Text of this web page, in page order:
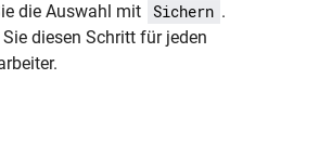
die Auswahl mit Sichern .
diesen Schritt für jeden